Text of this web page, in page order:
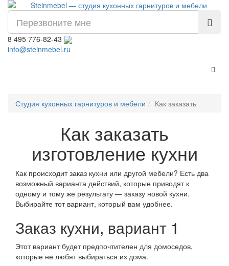
8 495 776-82-43
info@steinmebel.ru
Студия кухонных гарнитуров и мебели Как заказать
Как заказать
изготовление кухни
Как происходит заказ кухни или другой мебели? Есть два
возможный варианта действий, которые приводят к
одному и тому же результату — заказу новой кухни.
Выбирайте тот вариант, который вам удобнее.
Заказ кухни, вариант 1
Этот вариант будет предпочтителен для домоседов,
которые не любят выбираться из дома.